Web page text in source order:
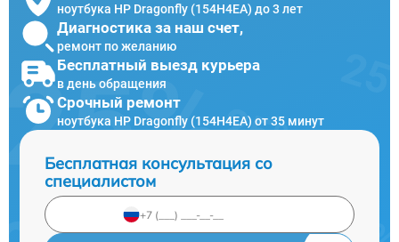
ноутбука HP Dragonfly (154H4EA) до 3 лет
Диагностика за наш счет,
ремонт по желанию
Бесплатный выезд курьера
в день обращения
Срочный ремонт
ноутбука HP Dragonfly (154H4EA) от 35 минут
Бесплатная консультация со
специалистом